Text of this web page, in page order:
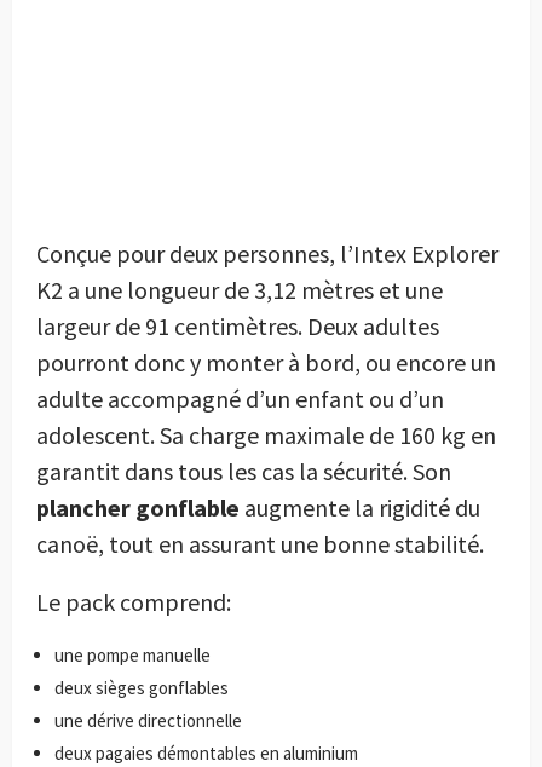
Conçue pour deux personnes, l’Intex Explorer
K2 a une longueur de 3,12 mètres et une
largeur de 91 centimètres. Deux adultes
pourront donc y monter à bord, ou encore un
adulte accompagné d’un enfant ou d’un
adolescent. Sa charge maximale de 160 kg en
garantit dans tous les cas la sécurité. Son
plancher gonflable augmente la rigidité du
canoë, tout en assurant une bonne stabilité.
Le pack comprend:
une pompe manuelle
deux sièges gonflables
une dérive directionnelle
deux pagaies démontables en aluminium